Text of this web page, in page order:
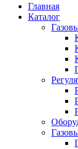
Главная
Каталог